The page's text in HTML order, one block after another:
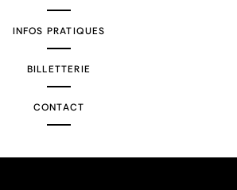
INFOS PRATIQUES
BILLETTERIE
CONTACT